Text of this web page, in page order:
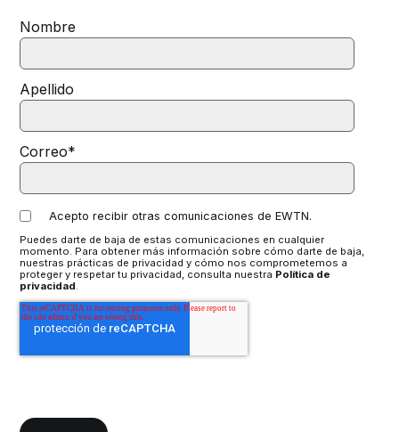
Nombre
Apellido
Correo*
Acepto recibir otras comunicaciones de EWTN.
Puedes darte de baja de estas comunicaciones en cualquier
momento. Para obtener más información sobre cómo darte de baja,
nuestras prácticas de privacidad y cómo nos comprometemos a
proteger y respetar tu privacidad, consulta nuestra Política de
privacidad